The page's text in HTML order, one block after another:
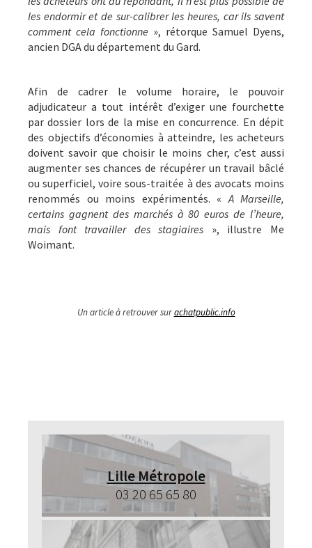
les endormir et de sur-calibrer les heures, car ils savent
comment cela fonctionne », rétorque Samuel Dyens,
ancien DGA du département du Gard.
Afin de cadrer le volume horaire, le pouvoir
adjudicateur a tout intérêt d’exiger une fourchette
par dossier lors de la mise en concurrence. En dépit
des objectifs d’économies à atteindre, les acheteurs
doivent savoir que choisir le moins cher, c’est aussi
augmenter ses chances de récupérer un travail bâclé
ou superficiel, voire sous-traitée à des avocats moins
renommés ou moins expérimentés. « A Marseille,
certains gagnent des marchés à 80 euros de l’heure,
mais font travailler des stagiaires », illustre Me
Woimant.
Un article à retrouver surachatpublic.info
Lille Métropole
03 20 65 65 80